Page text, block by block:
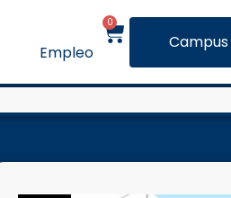
Empleo
0
Campus